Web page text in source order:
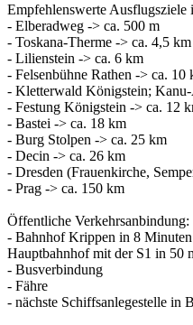
Empfehlenswerte Ausflugsziele
- Elberadweg -> ca. 500 m
- Toskana-Therme -> ca. 4,5 km
- Lilienstein -> ca. 6 km
- Felsenbühne Rathen -> ca. 10
- Kletterwald Königstein;
- Festung Königstein -> ca. 12
- Bastei -> ca. 18 km
- Burg Stolpen -> ca. 25 km
- Decin -> ca. 26 km
- Dresden (Frauenkirche,
- Prag -> ca. 150 km
Öffentliche Verkehrsanbindung:
- Bahnhof Krippen in 8
Hauptbahnhof mit der S1 in 50
- Busverbindung
- Fähre
- nächste Schiffsanlegestelle in